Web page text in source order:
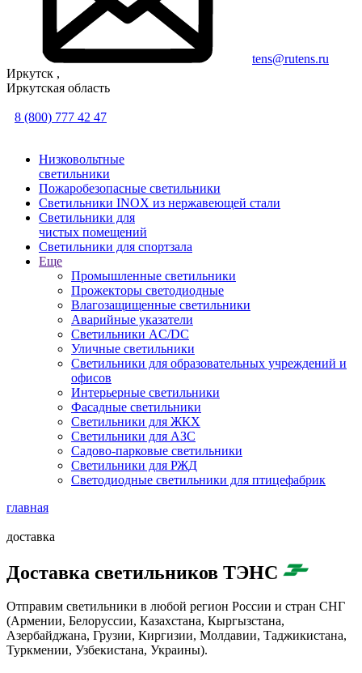
tens@rutens.ru
Иркутск ,
Иркутская область
8 (800) 777 42 47
Низковольтные
светильники
Пожаробезопасные светильники
Светильники INOX из нержавеющей стали
Светильники для
чистых помещений
Светильники для спортзала
Еще
Промышленные светильники
Прожекторы светодиодные
Влагозащищенные светильники
Аварийные указатели
Светильники AC/DC
Уличные светильники
Светильники для образовательных учреждений и
офисов
Интерьерные светильники
Фасадные светильники
Светильники для ЖКХ
Светильники для АЗС
Садово-парковые светильники
Светильники для РЖД
Светодиодные светильники для птицефабрик
главная
доставка
Доставка светильников ТЭНС
Отправим светильники в любой регион России и стран СНГ
(Армении, Белоруссии, Казахстана, Кыргызстана,
Азербайджана, Грузии, Киргизии, Молдавии, Таджикистана,
Туркмении, Узбекистана, Украины).